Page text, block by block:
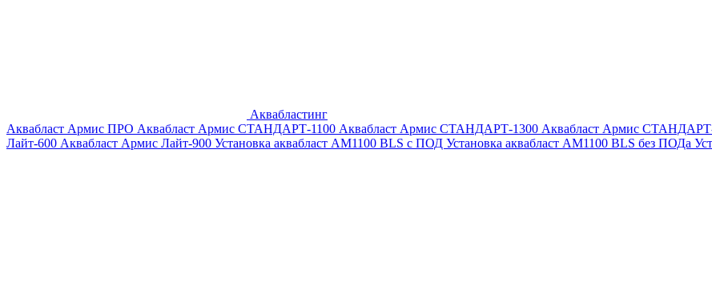
Аквабластинг
Аквабласт Армис ПРО Аквабласт Армис СТАНДАРТ-1100 Аквабласт Армис СТАНДАРТ-1300 Аквабласт Армис
Лайт-600 Аквабласт Армис Лайт-900 Установка аквабласт AM1100 BLS с ПОД Установка аквабласт AM1100 BLS без ПОДа